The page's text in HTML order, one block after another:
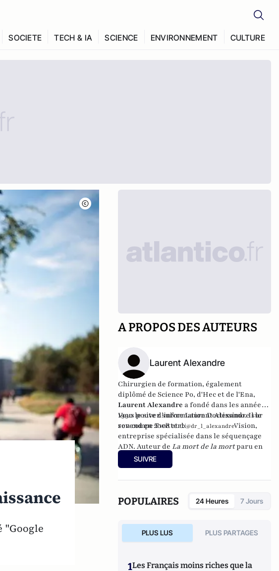
SOCIETE TECH & IA SCIENCE ENVIRONNEMENT CULTURE
"Google
A PROPOS DES AUTEURS
Laurent Alexandre
Chirurgien de formation, également
diplômé de Science Po, d'Hec et de l'Ena,
Laurent Alexandre a fondé dans les années
1990 le site d’informationDoctissimo. Il le
revend en 2008 et développeDNA Vision,
entreprise spécialisée dans le séquençage
ADN. Auteur de La mort de la mortparu en
2011, Laurent Alexandre est un expert des
bouleversements que va connaître
l'humanité grâce aux progrès de la
Vous pouvez suivre Laurent Alexandre sur
son compe Twitter :@dr_l_alexandre
SUIVRE
POPULAIRES 24 Heures 7 Jours
PLUS LUS PLUS PARTAGES
1Les Français moins riches que la